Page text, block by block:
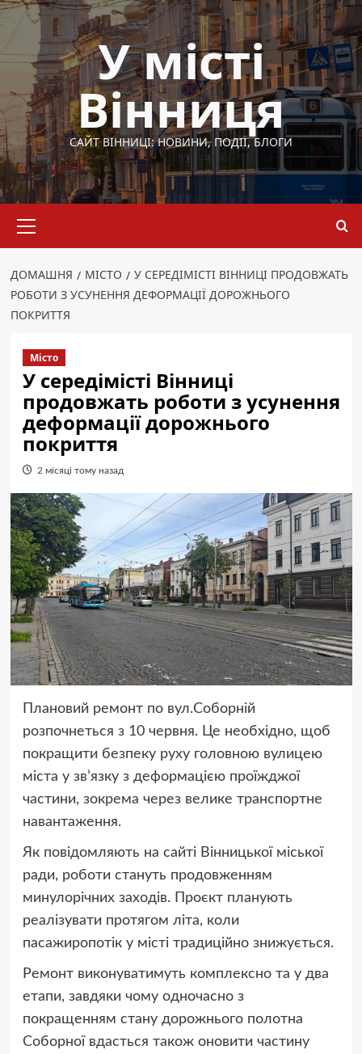
Перейти
до
вмісту
У місті
Вінниця
САЙТ ВІННИЦІ: НОВИНИ, ПОДІЇ, БЛОГИ
меню
ДОМАШНЯ МІСТО
У СЕРЕДІМІСТІ ВІННИЦІ ПРОДОВЖАТЬ
РОБОТИ З УСУНЕННЯ ДЕФОРМАЦІЇ ДОРОЖНЬОГО
ПОКРИТТЯ
Місто
У середімісті Вінниці
продовжать роботи з усунення
деформації дорожнього
покриття
2 місяці тому назад
Плановий ремонт по вул.Соборній
розпочнеться з 10 червня. Це необхідно, щоб
покращити безпеку руху головною вулицею
міста у зв’язку з деформацією проїжджої
частини, зокрема через велике транспортне
навантаження.
Як повідомляють на сайті Вінницької міської
ради, роботи стануть продовженням
минулорічних заходів. Проєкт планують
реалізувати протягом літа, коли
пасажиропотік у місті традиційно знижується.
Ремонт виконуватимуть комплексно та у два
етапи, завдяки чому одночасно з
покращенням стану дорожнього полотна
Соборної вдасться також оновити частину